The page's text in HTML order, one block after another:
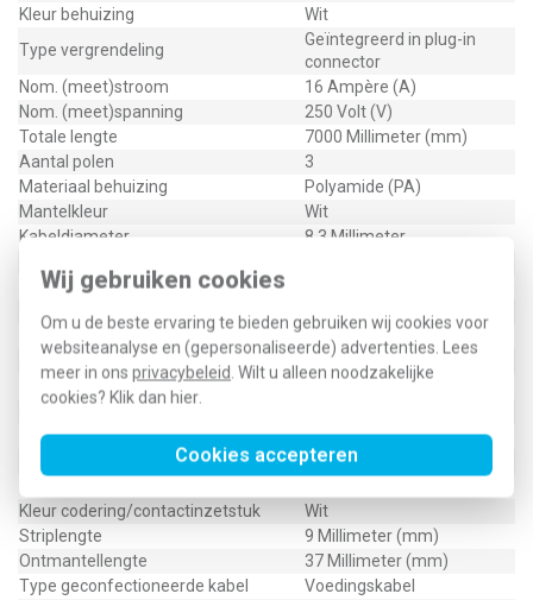
Wij gebruiken cookies
Om u de beste ervaring te bieden gebruiken wij cookies voor
websiteanalyse en (gepersonaliseerde) advertenties. Lees
meer in ons privacybeleid. Wilt u alleen noodzakelijke
cookies? Klik dan hier.
Cookies accepteren
Kleur behuizing
Wit
Type vergrendeling
Geïntegreerd in plug-in
connector
Nom. (meet)stroom
16 Ampère (A)
Nom. (meet)spanning
250 Volt (V)
Totale lengte
7000 Millimeter (mm)
Aantal polen
3
Materiaal behuizing
Polyamide (PA)
Mantelkleur
Wit
Kabeldiameter
8,3 Millimeter
Vervuilingsgraad
Mechanische codering
Ja
Toegekende stootspanning
4 Kilovolt (kV)
Doorgangsweerstand
80,8 Milliohm (mOhm)
Contactmateriaal
Vergrendelbaar
Ja
8 Millimeter (mm)
Kleur codering/contactinzetstuk
Wit
Striplengte
9 Millimeter (mm)
Ontmantellengte
37 Millimeter (mm)
Type geconfectioneerde kabel
Voedingskabel